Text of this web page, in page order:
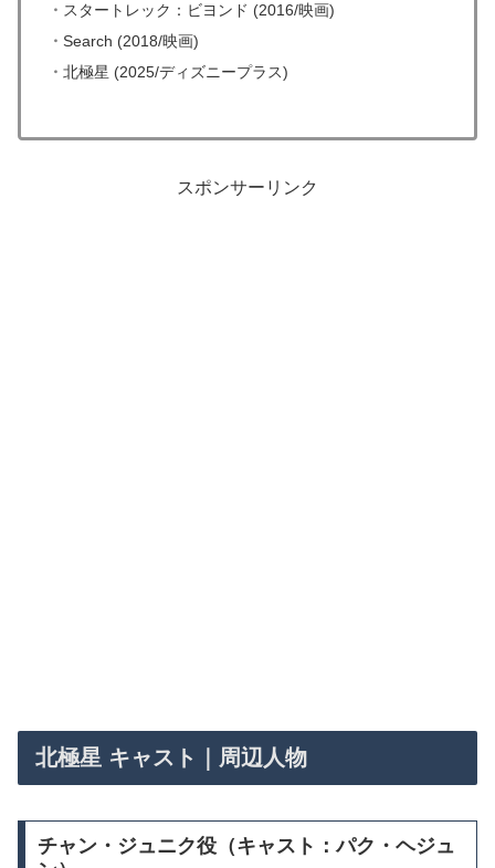
・ スタートレック：ビヨンド (2016/映画)
・ Search (2018/映画)
・ 北極星 (2025/ディズニープラス)
スポンサーリンク
北極星 キャスト｜周辺人物
チャン・ジュニク役（キャスト：パク・ヘジュ